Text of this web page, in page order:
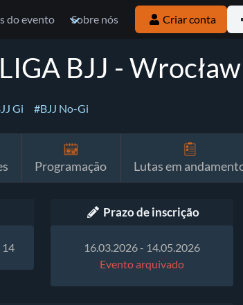
do evento Sobre nós Criar conta
BJJ -
Gi #BJJ No-Gi
Programação Lutas em
14
Prazo de inscrição
16.03.2026 - 14.05.2026
Evento arquivado